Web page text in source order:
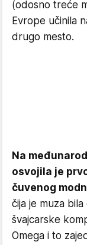
(odosno treće
Evrope učinila
drugo mesto.
Na
osvojila je
čuvenog
čija je muza
švajcarske
Omega i to